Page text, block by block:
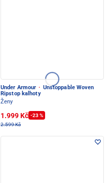
Under Armour · Unstoppable Woven
Ripstop kalhoty
Ženy
1.999 Kč -23 %
2.599 Kč